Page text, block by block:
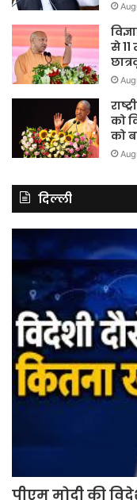
से
को
को
दिल्ली
पीएम मोदी की